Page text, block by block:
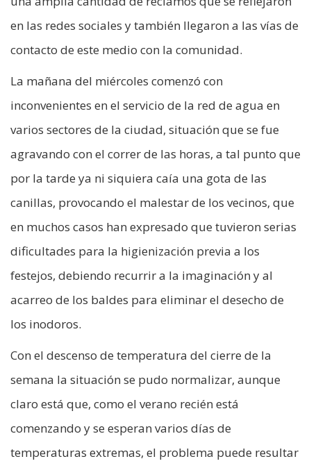
en las redes sociales y también llegaron a las vías de
contacto de este medio con la comunidad.
La mañana del miércoles comenzó con
inconvenientes en el servicio de la red de agua en
varios sectores de la ciudad, situación que se fue
agravando con el correr de las horas, a tal punto que
por la tarde ya ni siquiera caía una gota de las
canillas, provocando el malestar de los vecinos, que
en muchos casos han expresado que tuvieron serias
dificultades para la higienización previa a los
festejos, debiendo recurrir a la imaginación y al
acarreo de los baldes para eliminar el desecho de
los inodoros.
Con el descenso de temperatura del cierre de la
semana la situación se pudo normalizar, aunque
claro está que, como el verano recién está
comenzando y se esperan varios días de
temperaturas extremas, el problema puede resultar